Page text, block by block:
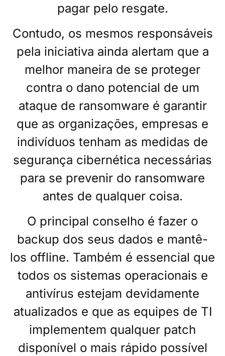
pagar pelo resgate.
Contudo, os mesmos responsáveis
pela iniciativa ainda alertam que a
melhor maneira de se proteger
contra o dano potencial de um
ataque de ransomware é garantir
que as organizações, empresas e
indivíduos tenham as medidas de
segurança cibernética necessárias
para se prevenir do ransomware
antes de qualquer coisa.
O principal conselho é fazer o
backup dos seus dados e mantê-
los offline. Também é essencial que
todos os sistemas operacionais e
antivírus estejam devidamente
atualizados e que as equipes de TI
implementem qualquer patch
disponível o mais rápido possível